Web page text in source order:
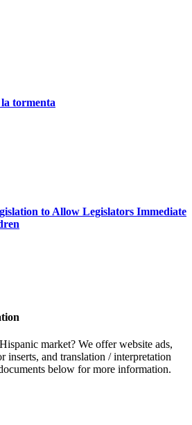
tormenta
to Allow Legislators Immediate
market? We offer website ads,
inserts, and translation / interpretation
below for more information.